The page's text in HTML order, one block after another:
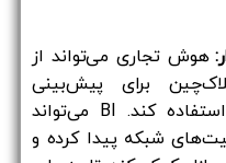
هوش تجاری می‌تواند از
برای پیش‌بینی
روندهای بازار و رفتار کاربران استفاده کند. BI می‌تواند
شبکه پیدا کرده و